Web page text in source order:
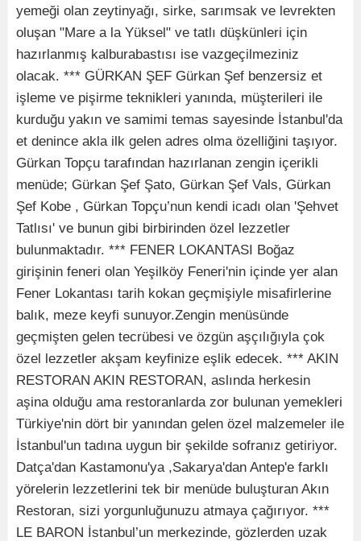
yemeği olan zeytinyağı, sirke, sarımsak ve levrekten
oluşan "Mare a la Yüksel" ve tatlı düşkünleri için
hazırlanmış kalburabastısı ise vazgeçilmeziniz
olacak. *** GÜRKAN ŞEF Gürkan Şef benzersiz et
işleme ve pişirme teknikleri yanında, müşterileri ile
kurduğu yakın ve samimi temas sayesinde İstanbul'da
et denince akla ilk gelen adres olma özelliğini taşıyor.
Gürkan Topçu tarafından hazırlanan zengin içerikli
menüde; Gürkan Şef Şato, Gürkan Şef Vals, Gürkan
Şef Kobe , Gürkan Topçu’nun kendi icadı olan 'Şehvet
Tatlısı' ve bunun gibi birbirinden özel lezzetler
bulunmaktadır. *** FENER LOKANTASI Boğaz
girişinin feneri olan Yeşilköy Feneri'nin içinde yer alan
Fener Lokantası tarih kokan geçmişiyle misafirlerine
balık, meze keyfi sunuyor.Zengin menüsünde
geçmişten gelen tecrübesi ve özgün aşçılığıyla çok
özel lezzetler akşam keyfinize eşlik edecek. *** AKIN
RESTORAN AKIN RESTORAN, aslında herkesin
aşina olduğu ama restoranlarda zor bulunan yemekleri
Türkiye'nin dört bir yanından gelen özel malzemeler ile
İstanbul'un tadına uygun bir şekilde sofranız getiriyor.
Datça'dan Kastamonu'ya ,Sakarya'dan Antep'e farklı
yörelerin lezzetlerini tek bir menüde buluşturan Akın
Restoran, sizi yorgunluğunuzu atmaya çağırıyor. ***
LE BARON İstanbul’un merkezinde, gözlerden uzak